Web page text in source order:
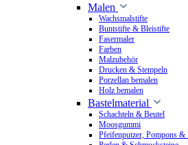
Malen
Wachsmalstifte
Buntstifte & Bleistifte
Fasermaler
Farben
Malzubehör
Drucken & Stempeln
Porzellan bemalen
Holz bemalen
Bastelmaterial
Schachteln & Beutel
Moosgummi
Pfeifenputzer, Pompons &